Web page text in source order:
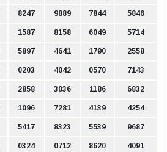
8247 9889 7844 5846
1587 8158 6049 5714
5897 4641 1790 2558
0203 4042 0570 7143
2858 3036 1186 6832
1096 7281 4139 4254
5417 8323 5539 9687
0324 0712 8620 4091